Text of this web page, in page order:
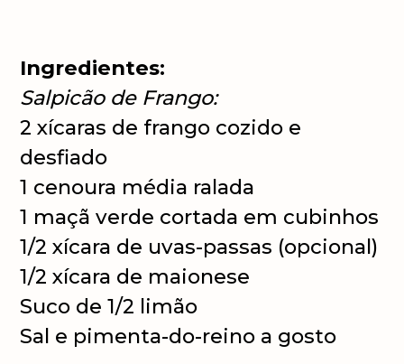
Ingredientes:
Salpicão de Frango:
2 xícaras de frango cozido e
desfiado
1 cenoura média ralada
1 maçã verde cortada em cubinhos
1/2 xícara de uvas-passas (opcional)
1/2 xícara de maionese
Suco de 1/2 limão
Sal e pimenta-do-reino a gosto